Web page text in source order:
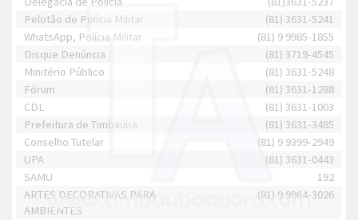
Pelotão de Polícia Militar
(81) 3631-5241
WhatsApp, Polícia Militar
(81) 9 9985-1855
Disque Denúncia
(81) 3719-4545
Minitério Público
(81) 3631-5248
Fórum
(81) 3631-1288
CDL
(81) 3631-1003
Prefeitura de Timbaúba
(81) 3631-3485
Conselho Tutelar
(81) 9 9399-2949
UPA
(81) 3631-0443
SAMU
192
ARTES DECORATIVAS PARA
AMBIENTES
(81) 9 9964-3026